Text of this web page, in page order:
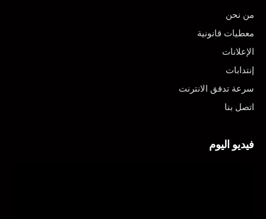
من نحن
معطيات قانونية
الإعلانات
إنتدابات
سرعة تدفق الانترنت
اتصل بنا
فيديو اليوم